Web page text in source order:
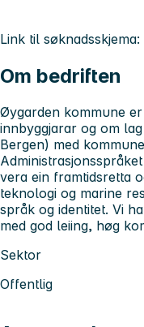
Link til søknadsskjema:
Om bedriften
Øygarden kommune
innbyggjarar og om
Bergen) med
vera ein framtidsretta
teknologi og marine
språk og identitet. Vi
med god leiing, høg
Sektor
Offentlig